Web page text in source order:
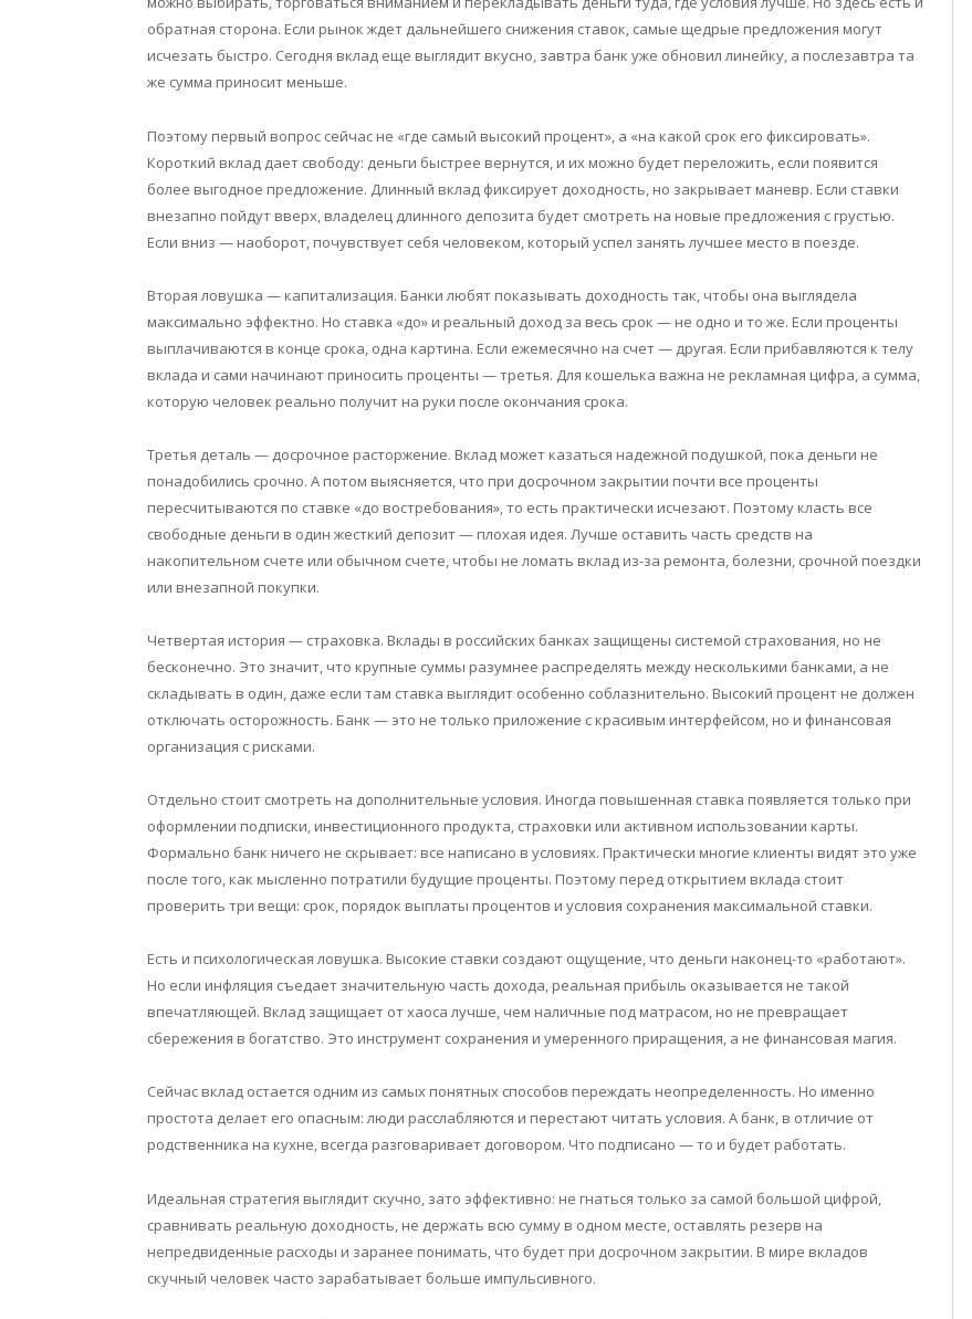
обратная сторона. Если рынок ждет дальнейшего снижения ставок, самые щедрые предложения могут
исчезать быстро. Сегодня вклад еще выглядит вкусно, завтра банк уже обновил линейку, а послезавтра та
же сумма приносит меньше.
Поэтому первый вопрос сейчас не «где самый высокий процент», а «на какой срок его фиксировать».
Короткий вклад дает свободу: деньги быстрее вернутся, и их можно будет переложить, если появится
более выгодное предложение. Длинный вклад фиксирует доходность, но закрывает маневр. Если ставки
внезапно пойдут вверх, владелец длинного депозита будет смотреть на новые предложения с грустью.
Если вниз — наоборот, почувствует себя человеком, который успел занять лучшее место в поезде.
Вторая ловушка — капитализация. Банки любят показывать доходность так, чтобы она выглядела
максимально эффектно. Но ставка «до» и реальный доход за весь срок — не одно и то же. Если проценты
выплачиваются в конце срока, одна картина. Если ежемесячно на счет — другая. Если прибавляются к телу
вклада и сами начинают приносить проценты — третья. Для кошелька важна не рекламная цифра, а сумма,
которую человек реально получит на руки после окончания срока.
Третья деталь — досрочное расторжение. Вклад может казаться надежной подушкой, пока деньги не
понадобились срочно. А потом выясняется, что при досрочном закрытии почти все проценты
пересчитываются по ставке «до востребования», то есть практически исчезают. Поэтому класть все
свободные деньги в один жесткий депозит — плохая идея. Лучше оставить часть средств на
накопительном счете или обычном счете, чтобы не ломать вклад из-за ремонта, болезни, срочной поездки
или внезапной покупки.
Четвертая история — страховка. Вклады в российских банках защищены системой страхования, но не
бесконечно. Это значит, что крупные суммы разумнее распределять между несколькими банками, а не
складывать в один, даже если там ставка выглядит особенно соблазнительно. Высокий процент не должен
отключать осторожность. Банк — это не только приложение с красивым интерфейсом, но и финансовая
организация с рисками.
Отдельно стоит смотреть на дополнительные условия. Иногда повышенная ставка появляется только при
оформлении подписки, инвестиционного продукта, страховки или активном использовании карты.
Формально банк ничего не скрывает: все написано в условиях. Практически многие клиенты видят это уже
после того, как мысленно потратили будущие проценты. Поэтому перед открытием вклада стоит
проверить три вещи: срок, порядок выплаты процентов и условия сохранения максимальной ставки.
Есть и психологическая ловушка. Высокие ставки создают ощущение, что деньги наконец-то «работают».
Но если инфляция съедает значительную часть дохода, реальная прибыль оказывается не такой
впечатляющей. Вклад защищает от хаоса лучше, чем наличные под матрасом, но не превращает
сбережения в богатство. Это инструмент сохранения и умеренного приращения, а не финансовая магия.
Сейчас вклад остается одним из самых понятных способов переждать неопределенность. Но именно
простота делает его опасным: люди расслабляются и перестают читать условия. А банк, в отличие от
родственника на кухне, всегда разговаривает договором. Что подписано — то и будет работать.
Идеальная стратегия выглядит скучно, зато эффективно: не гнаться только за самой большой цифрой,
сравнивать реальную доходность, не держать всю сумму в одном месте, оставлять резерв на
непредвиденные расходы и заранее понимать, что будет при досрочном закрытии. В мире вкладов
скучный человек часто зарабатывает больше импульсивного.